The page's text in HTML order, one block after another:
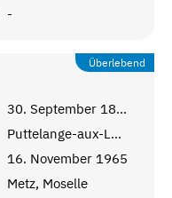
-
Überlebend
30. September 1896
Puttelange-aux-Lacs, Moselle
16. November 1965
Metz, Moselle